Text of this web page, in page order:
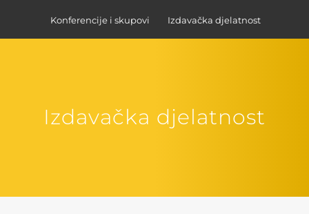
Konferencije i skupovi Izdavačka djelatnost
Izdavačka djelatnost